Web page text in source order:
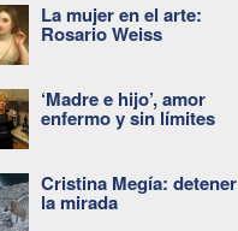
La mujer en el arte:
Rosario Weiss
‘Madre e hijo’, amor
enfermo y sin límites
Cristina Megía: detener
la mirada